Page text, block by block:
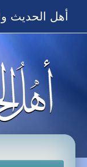
أهل الحديث